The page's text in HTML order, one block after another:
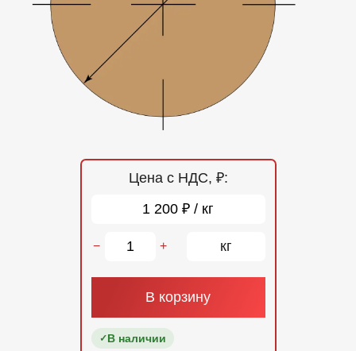
Цена с НДС, ₽:
1 200 ₽ / кг
− + кг
В корзину
В наличии